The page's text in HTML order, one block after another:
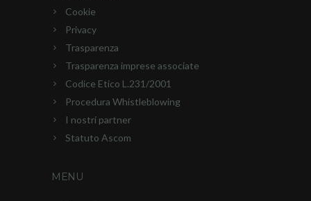
Cookie
Privacy
Trasparenza
Trasparenza imprese associate
Codice Etico L.231/2001
Procedura Whistleblowing
I nostri partner
Statuto Ascom
MENU